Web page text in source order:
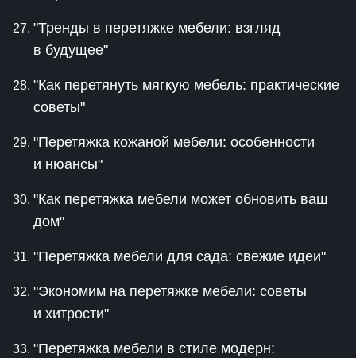
"Тренды в перетяжке мебели: взгляд
в будущее"
"Как перетянуть мягкую мебель: практические
советы"
"Перетяжка кожаной мебели: особенности
и нюансы"
"Как перетяжка мебели может обновить ваш
дом"
"Перетяжка мебели для сада: свежие идеи"
"Экономим на перетяжке мебели: советы
и хитрости"
"Перетяжка мебели в стиле модерн: